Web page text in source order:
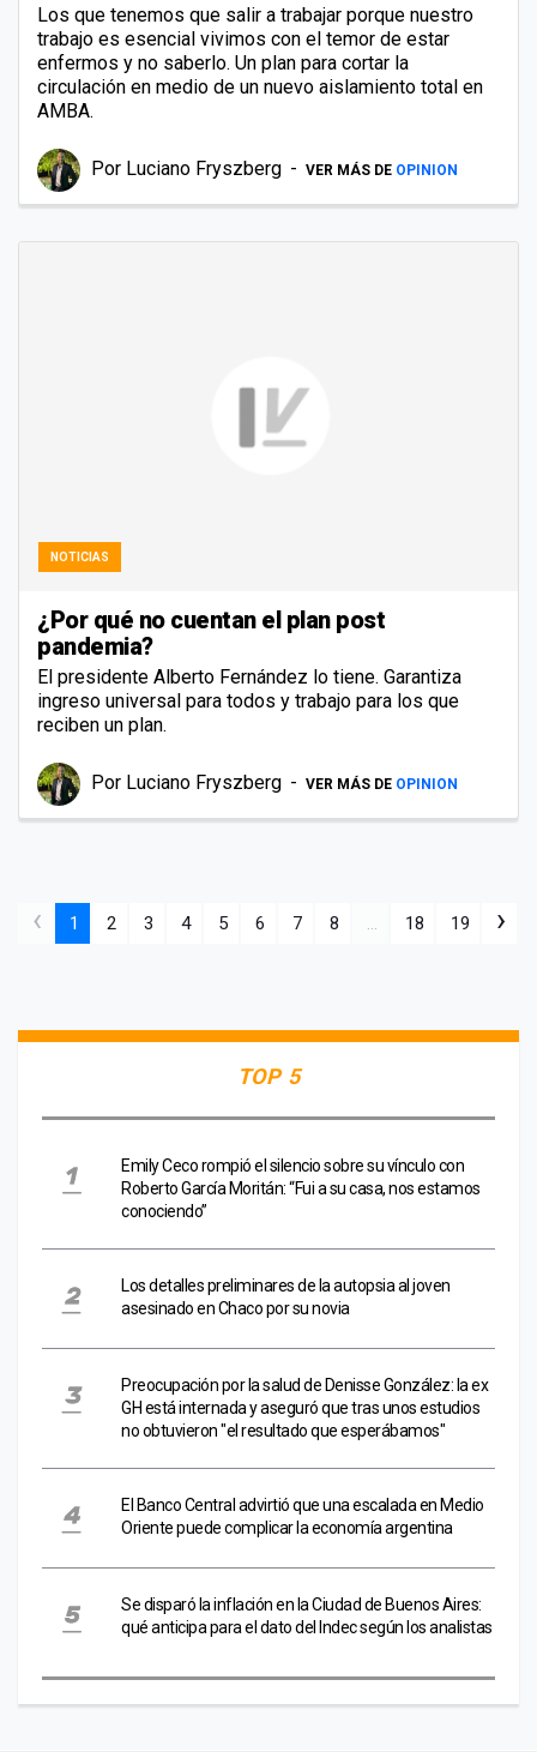
Los que tenemos que salir a trabajar porque nuestro
trabajo es esencial vivimos con el temor de estar
enfermos y no saberlo. Un plan para cortar la
circulación en medio de un nuevo aislamiento total en
AMBA.
Por Luciano Fryszberg VER MÁS DE OPINION
NOTICIAS
¿Por qué no cuentan el plan post
pandemia?
El presidente Alberto Fernández lo tiene. Garantiza
ingreso universal para todos y trabajo para los que
reciben un plan.
Por Luciano Fryszberg VER MÁS DE OPINION
‹ 1 2 3 4 5 6 7 8 ... 18 19 ›
TOP 5
Emily Ceco rompió el silencio sobre su vínculo con
Roberto García Moritán: “Fui a su casa, nos estamos
conociendo”
Los detalles preliminares de la autopsia al joven
asesinado en Chaco por su novia
Preocupación por la salud de Denisse González: la ex
GH está internada y aseguró que tras unos estudios
no obtuvieron "el resultado que esperábamos"
El Banco Central advirtió que una escalada en Medio
Oriente puede complicar la economía argentina
Se disparó la inflación en la Ciudad de Buenos Aires:
qué anticipa para el dato del Indec según los analistas